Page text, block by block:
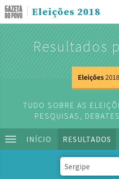
Eleições 2018
Resultados
TUDO SOBRE AS
PESQUISAS,
INÍCIO RESULTADOS